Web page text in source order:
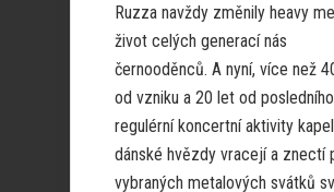
Ruzza navždy změnily heavy
život celých generací nás
černooděnců. A nyní, více než
od vzniku a 20 let od posledního
regulérní koncertní aktivity
dánské hvězdy vracejí a znectí
vybraných metalových svátků